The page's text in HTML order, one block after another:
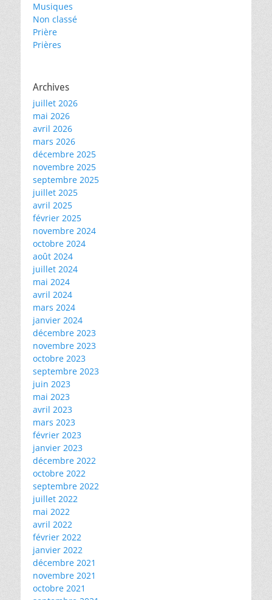
Musiques
Non classé
Prière
Prières
Archives
juillet 2026
mai 2026
avril 2026
mars 2026
décembre 2025
novembre 2025
septembre 2025
juillet 2025
avril 2025
février 2025
novembre 2024
octobre 2024
août 2024
juillet 2024
mai 2024
avril 2024
mars 2024
janvier 2024
décembre 2023
novembre 2023
octobre 2023
septembre 2023
juin 2023
mai 2023
avril 2023
mars 2023
février 2023
janvier 2023
décembre 2022
octobre 2022
septembre 2022
juillet 2022
mai 2022
avril 2022
février 2022
janvier 2022
décembre 2021
novembre 2021
octobre 2021